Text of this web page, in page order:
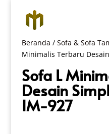
Beranda / Sofa & Sofa
Minimalis Terbaru
Sofa L
Desain
IM-927